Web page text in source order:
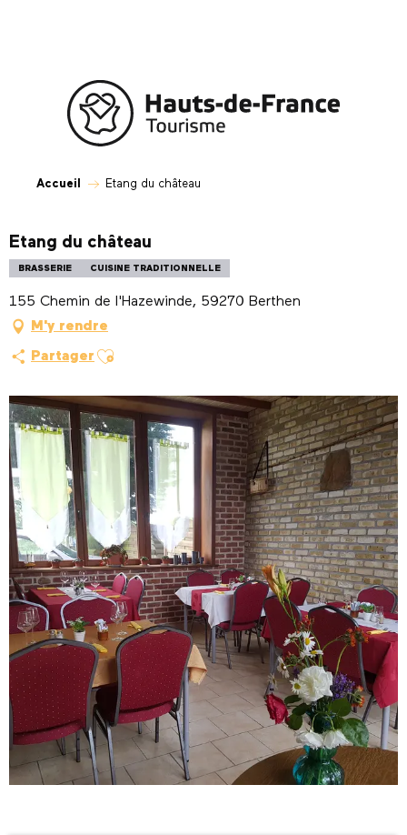
Accueil Etang du château
Etang du château
BRASSERIE CUISINE TRADITIONNELLE
155 Chemin de l'Hazewinde, 59270 Berthen
M'y rendre
Partager Ajouter aux favoris